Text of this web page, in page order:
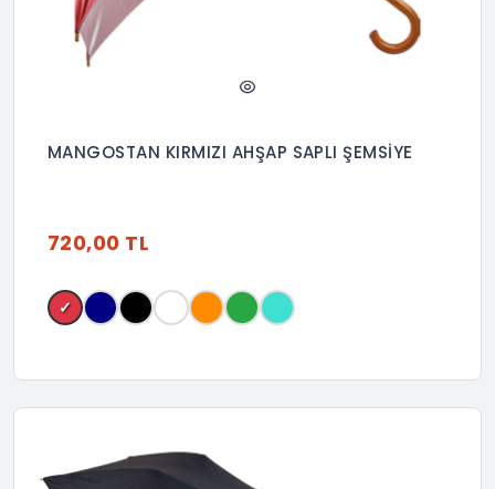
MANGOSTAN KIRMIZI AHŞAP SAPLI ŞEMSİYE
720,00 TL
✓